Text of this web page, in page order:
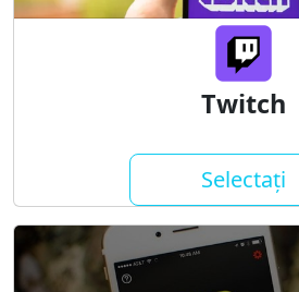
Twitch
Selectați